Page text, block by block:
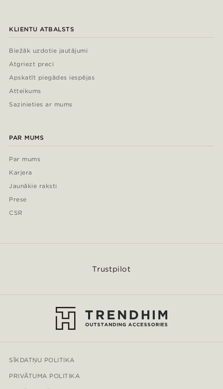
KLIENTU ATBALSTS
Biežāk uzdotie jautājumi
Atgriezt preci
Apskatīt piegādes iespējas
Atteikums
Sazinieties ar mums
PAR MUMS
Par mums
Karjera
Jaunākie raksti
Prese
CSR
Trustpilot
SĪKDATŅU POLITIKA
PRIVĀTUMA POLITIKA